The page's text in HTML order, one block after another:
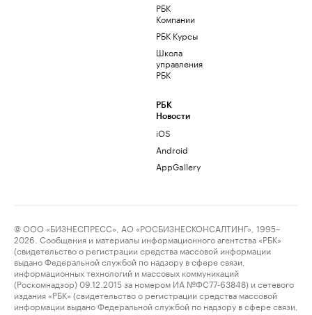
РБК
Компании
РБК Курсы
Школа
управления
РБК
РБК
Новости
iOS
Android
AppGallery
© ООО «БИЗНЕСПРЕСС», АО «РОСБИЗНЕСКОНСАЛТИНГ», 1995–
2026. Сообщения и материалы информационного агентства «РБК»
(свидетельство о регистрации средства массовой информации
выдано Федеральной службой по надзору в сфере связи,
информационных технологий и массовых коммуникаций
(Роскомнадзор) 09.12.2015 за номером ИА №ФС77-63848) и сетевого
издания «РБК» (свидетельство о регистрации средства массовой
информации выдано Федеральной службой по надзору в сфере связи,